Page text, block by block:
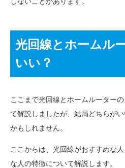
光回線とホームル
いい？
ここまで光回線とホームルーター
て解説しましたが、結局どちらが
かもしれません。
ここからは、光回線がおすすめな
な人の特徴について解説します。